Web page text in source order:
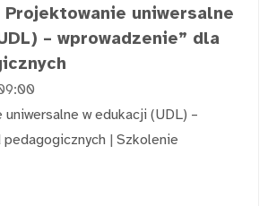
uniwersalne
– wprowadzenie” dla
w edukacji (UDL) –
| Szkolenie